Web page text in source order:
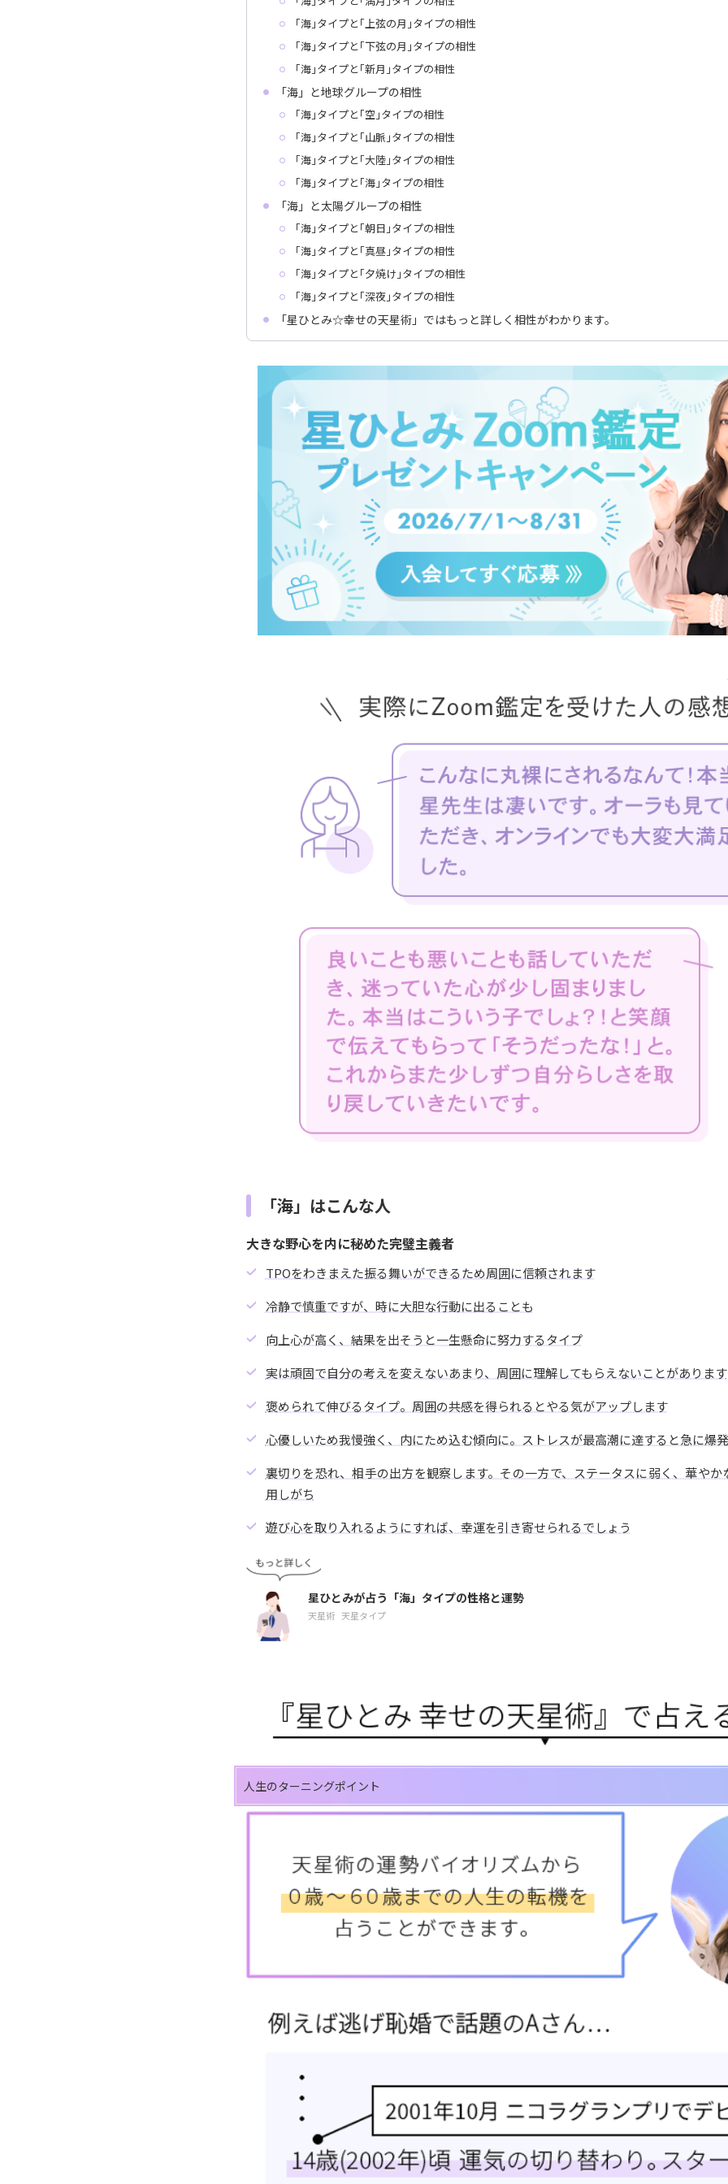
｢海｣タイプと｢上弦の月｣タイプの相性
｢海｣タイプと｢下弦の月｣タイプの相性
｢海｣タイプと｢新月｣タイプの相性
「海」と地球グループの相性
｢海｣タイプと｢空｣タイプの相性
｢海｣タイプと｢山脈｣タイプの相性
｢海｣タイプと｢大陸｣タイプの相性
｢海｣タイプと｢海｣タイプの相性
「海」と太陽グループの相性
｢海｣タイプと｢朝日｣タイプの相性
｢海｣タイプと｢真昼｣タイプの相性
｢海｣タイプと｢夕焼け｣タイプの相性
｢海｣タイプと｢深夜｣タイプの相性
「星ひとみ☆幸せの天星術」ではもっと詳しく相性がわかります。
「海」はこんな人
大きな野心を内に秘めた完璧主義者
TPOをわきまえた振る舞いができるため周囲に信頼されます
冷静で慎重ですが、時に大胆な行動に出ることも
向上心が高く、結果を出そうと一生懸命に努力するタイプ
実は頑固で自分の考えを変えないあまり、周囲に理解してもらえないことがあります
褒められて伸びるタイプ。周囲の共感を得られるとやる気がアップします
心優しいため我慢強く、内にため込む傾向に。ストレスが最高潮に達すると急に爆
裏切りを恐れ、相手の出方を観察します。その一方で、ステータスに弱く、華や
用しがち
遊び心を取り入れるようにすれば、幸運を引き寄せられるでしょう
星ひとみが占う「海」タイプの性格と運勢
天星術 天星タイプ
人生のターニングポイント